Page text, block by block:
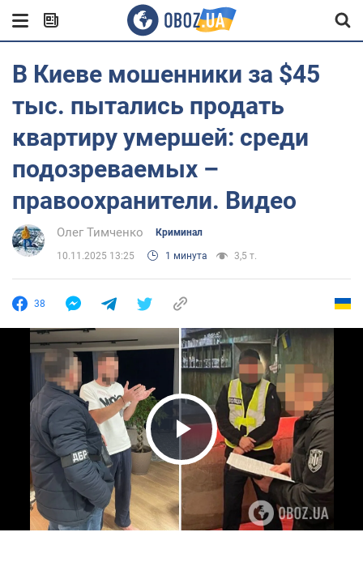
В Киеве мошенники за $45
тыс. пытались продать
квартиру умершей: среди
подозреваемых –
правоохранители. Видео
Олег Тимченко Криминал
10.11.2025 13:25 1 минута 3,5 т.
38
Play Video